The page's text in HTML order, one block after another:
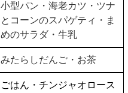
小型パン・海老カツ・ツナ
とコーンのスパゲティ・ま
めのサラダ・牛乳
みたらしだんご・お茶
ごはん・チンジャオロース